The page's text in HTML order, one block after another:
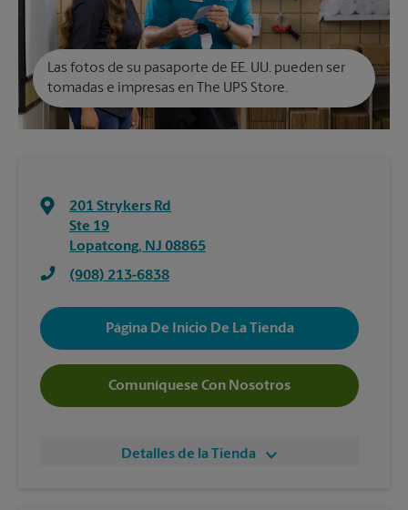
Las fotos de su pasaporte de EE. UU. pueden ser
tomadas e impresas en The UPS Store.
201 Strykers Rd
Ste 19
Lopatcong, NJ 08865
(908) 213-6838
Página De Inicio De La Tienda
Comuníquese Con Nosotros
Detalles de la Tienda